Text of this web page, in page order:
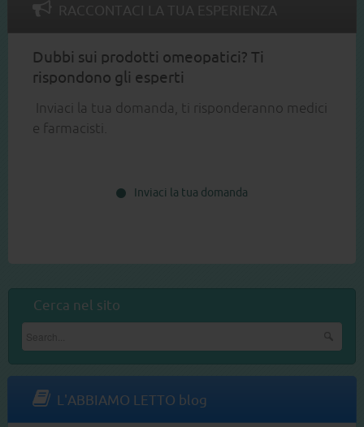
RACCONTACI LA TUA ESPERIENZA
Dubbi sui prodotti omeopatici? Ti
rispondono gli esperti
Inviaci la tua domanda, ti risponderanno medici
e farmacisti.
Inviaci la tua domanda
Cerca nel sito
L'ABBIAMO LETTO blog